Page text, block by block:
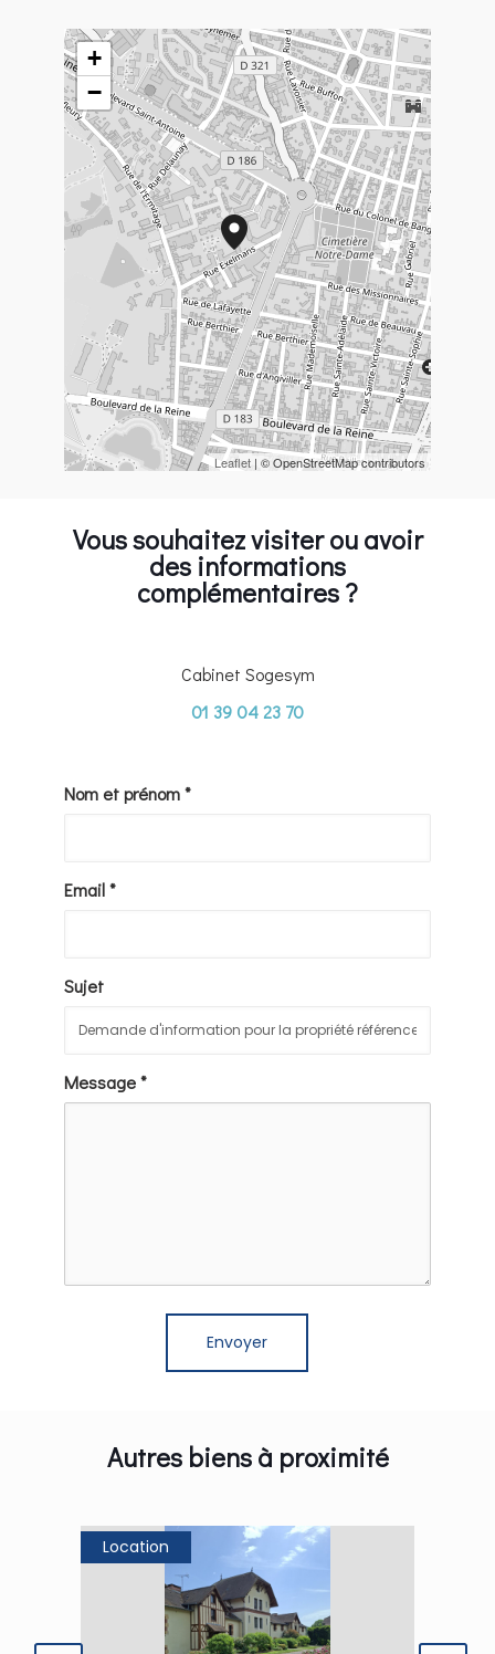
+
−
Leaflet | © OpenStreetMap contributors
Vous souhaitez visiter ou avoir
des informations
complémentaires ?
Cabinet Sogesym
01 39 04 23 70
Nom et prénom *
Email *
Sujet
Message *
Autres biens à proximité
Location